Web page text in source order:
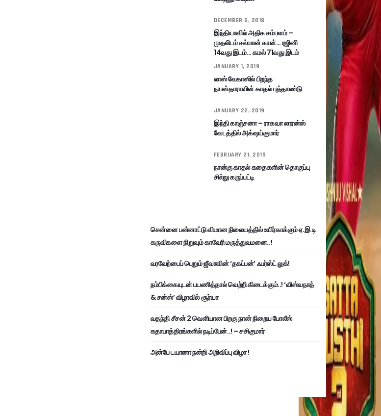
DECEMBER 6, 2018
இந்தியாவில் அதிக சம்பளம் –
முதலிடம் சல்மான் கான்… ரஜினி
14வது இடம்… கமல் 71வது இடம்
JANUARY 1, 2019
லாஸ் வேகாஸில் பிறந்த
நயன்தாராவின் காதல் புத்தாண்டு
JANUARY 22, 2019
இந்தி காஞ்சனா – ராகவா லாரன்ஸ்
வேடத்தில் அக்‌ஷய்குமார்
FEBRUARY 21, 2019
நான்கு காதல் கதைகளின் தொகுப்பு
சில்லு கருப்பட்டி
சென்னை பன்னாட்டு விமான நிலையத்தில் உயிர்காக்கும் ஏ.இ.டி
கருவிகளை நிறுவும் காவேரி மருத்துவமனை..!
வரவேற்பைப் பெறும் ஜீவாவின் ‘தகப்பன்’ ஃபர்ஸ்ட் லுக்!
நம்பிக்கையுடன் பயணித்தால் வெற்றி கிடைக்கும்..! ‘விஸ்வநாத்
& சன்ஸ்’ விழாவில் சூர்யா
வதந்தி சீசன் 2 வெளியான பிறகு நான் நிறைய போலீஸ்
கதாபாத்திரங்களில் நடிப்பேன்..! – சசிகுமார்
அன்பே டயானா நன்றி அறிவிப்பு விழா !